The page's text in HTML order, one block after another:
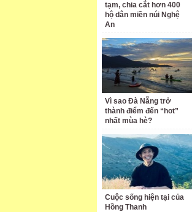
tạm, chia cắt hơn 400
hộ dân miền núi Nghệ
An
Vì sao Đà Nẵng trở
thành điểm đến “hot”
nhất mùa hè?
Cuộc sống hiện tại của
Hồng Thanh